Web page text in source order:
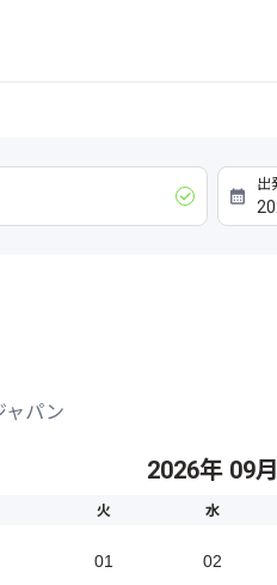
ャパン
2026年 09月
火 水
01 02